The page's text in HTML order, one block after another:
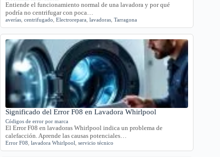
Entiende el funcionamiento normal de una lavadora y por qué
podría no centrifugar con poca…
averías centrifugado Electrorepara lavadoras Tarragona
Significado del Error F08 en Lavadora Whirlpool
Códigos de error por marca
El Error F08 en lavadoras Whirlpool indica un problema de
calefacción. Aprende las causas potenciales…
Error F08 lavadora Whirlpool servicio técnico